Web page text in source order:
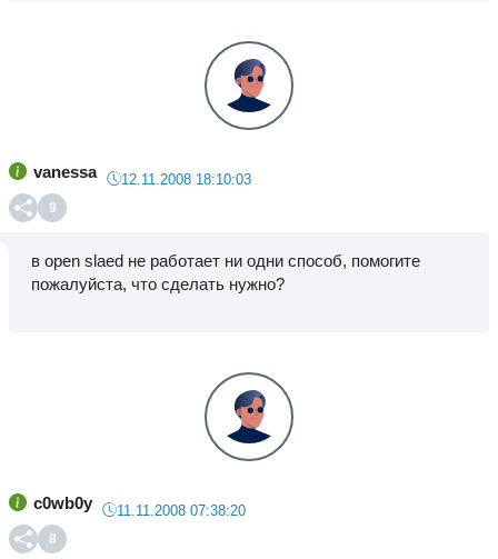
vanessa 12.11.2008 18:10:03
9
в open slaed не работает ни одни способ, помогите
пожалуйста, что сделать нужно?
c0wb0y 11.11.2008 07:38:20
8